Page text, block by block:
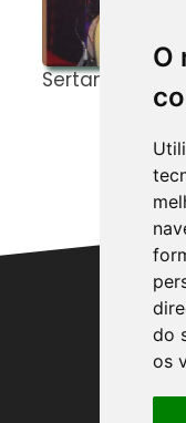
O
do
os
Sertanejos de